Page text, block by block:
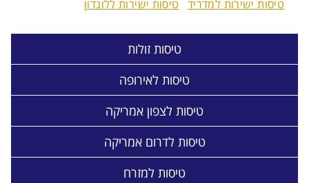
טיסות ישירות למדריד
טיסות ישירות ללונדון
טיסות זולות
טיסות לאירופה
טיסות לצפון אמריקה
טיסות לדרום אמריקה
טיסות למזרח